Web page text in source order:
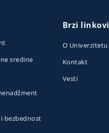
sredine
bezbednost
Brzi linkovi
O Univerzitetu
Kontakt
Vesti